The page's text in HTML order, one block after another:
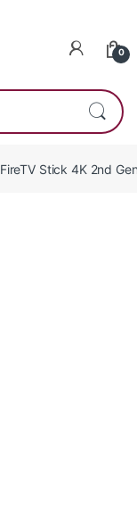
0
Stick 4K 2nd